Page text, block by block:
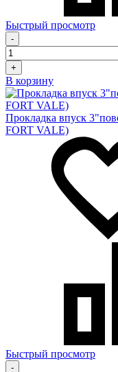
Быстрый просмотр
-
+
В корзину
Прокладка впуск
FORT VALE)
Быстрый просмотр
-